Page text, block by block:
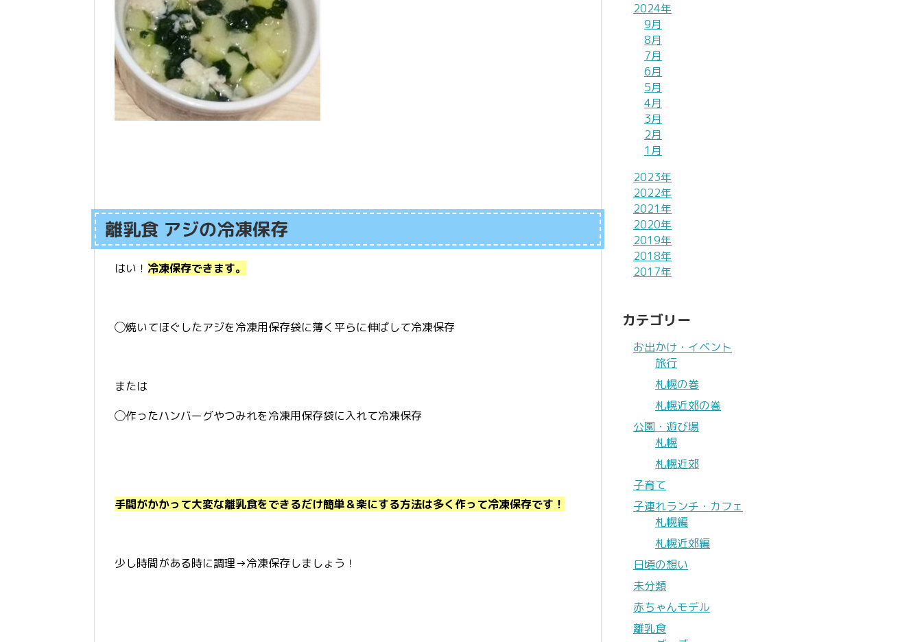
離乳食 アジの冷凍保存
はい！ 冷凍保存できます。
◯焼いてほぐしたアジを冷凍用保存袋に薄く平らに伸ばして冷凍保存
または
◯作ったハンバーグやつみれを冷凍用保存袋に入れて冷凍保存
手間がかかって大変な離乳食をできるだけ簡単＆楽にする方法は多く作って冷凍保存です！
少し時間がある時に調理→冷凍保存しましょう！
2024年
9月
8月
7月
6月
5月
4月
3月
2月
1月
2023年
2022年
2021年
2020年
2019年
2018年
2017年
カテゴリー
お出かけ・イベント
旅行
札幌の巻
札幌近郊の巻
公園・遊び場
札幌
札幌近郊
子育て
子連れランチ・カフェ
札幌編
札幌近郊編
日頃の想い
未分類
赤ちゃんモデル
離乳食